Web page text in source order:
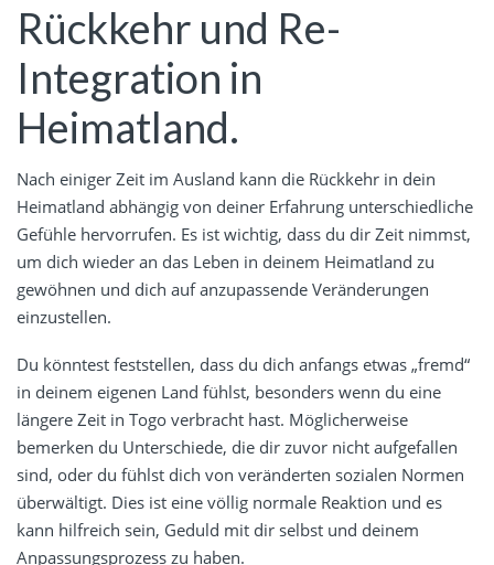
Rückkehr und Re-
Integration in
Heimatland.
Nach einiger Zeit im Ausland kann die Rückkehr in dein
Heimatland abhängig von deiner Erfahrung unterschiedliche
Gefühle hervorrufen. Es ist wichtig, dass du dir Zeit nimmst,
um dich wieder an das Leben in deinem Heimatland zu
gewöhnen und dich auf anzupassende Veränderungen
einzustellen.
Du könntest feststellen, dass du dich anfangs etwas „fremd“
in deinem eigenen Land fühlst, besonders wenn du eine
längere Zeit in Togo verbracht hast. Möglicherweise
bemerken du Unterschiede, die dir zuvor nicht aufgefallen
sind, oder du fühlst dich von veränderten sozialen Normen
überwältigt. Dies ist eine völlig normale Reaktion und es
kann hilfreich sein, Geduld mit dir selbst und deinem
Anpassungsprozess zu haben.